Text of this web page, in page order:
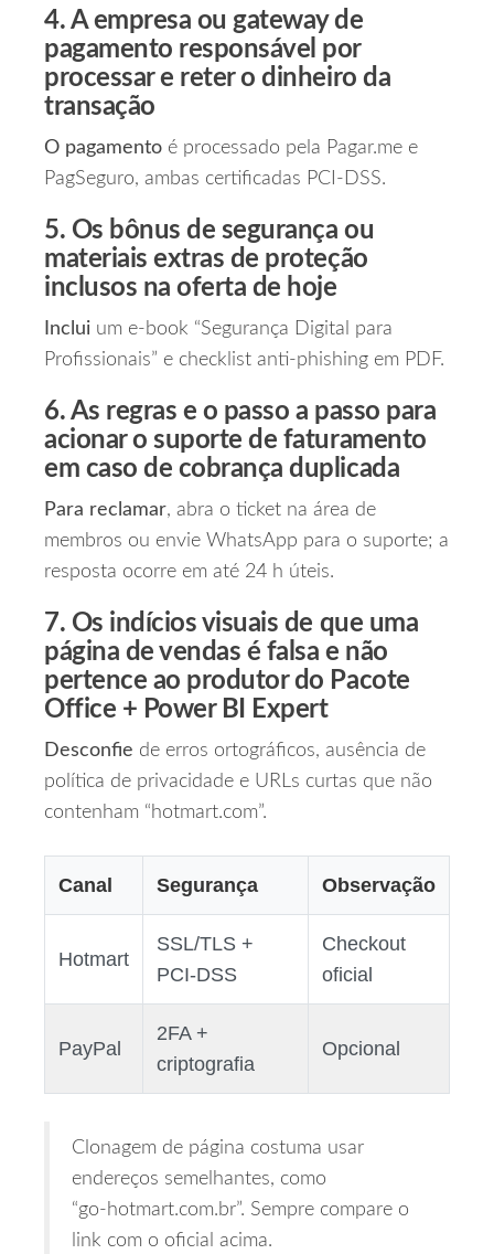
4. A empresa ou gateway de
pagamento responsável por
processar e reter o dinheiro da
transação
O pagamento é processado pela Pagar.me e
PagSeguro, ambas certificadas PCI‑DSS.
5. Os bônus de segurança ou
materiais extras de proteção
inclusos na oferta de hoje
Inclui um e‑book “Segurança Digital para
Profissionais” e checklist anti‑phishing em PDF.
6. As regras e o passo a passo para
acionar o suporte de faturamento
em caso de cobrança duplicada
Para reclamar, abra o ticket na área de
membros ou envie WhatsApp para o suporte; a
resposta ocorre em até 24 h úteis.
7. Os indícios visuais de que uma
página de vendas é falsa e não
pertence ao produtor do Pacote
Office + Power BI Expert
Desconfie de erros ortográficos, ausência de
política de privacidade e URLs curtas que não
contenham “hotmart.com”.
Canal Segurança Observação
Hotmart
SSL/TLS +
PCI‑DSS
Checkout
oficial
PayPal
2FA +
criptografia
Opcional
Clonagem de página costuma usar
endereços semelhantes, como
“go‑hotmart.com.br”. Sempre compare o
link com o oficial acima.